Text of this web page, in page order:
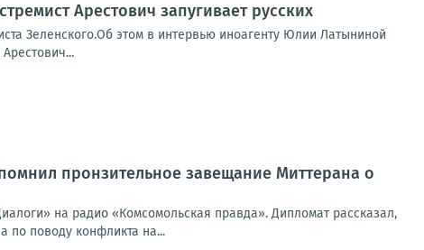
Арестович запугивает русских
Зеленского.Об этом в интервью иноагенту Юлии Латыниной
пронзительное завещание Миттерана о
на радио «Комсомольская правда». Дипломат рассказал,
по поводу конфликта на...